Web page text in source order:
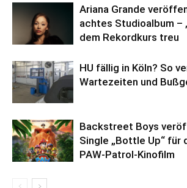
Ariana Grande
achtes Studioalbum –
dem Rekordkurs treu
HU fällig in Köln? So
Wartezeiten und
Backstreet Boys
Single „Bottle Up“ für
PAW-Patrol-Kinofilm